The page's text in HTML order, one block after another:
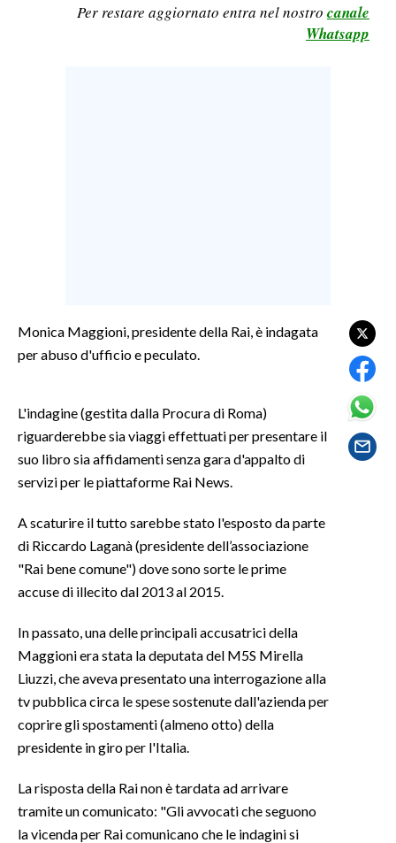
CULTURA
GOSSIP
SALUTE
SARDEGNA TURISMO
SARDI NEL MONDO
NOTIZIE
#CARAUNIONE
3 MINUTI CON
INSULARITÀ
INFO AZIENDE
ABBONATI
Per restare aggiornato entra nel nostro canale
Whatsapp
Monica Maggioni, presidente della Rai, è indagata
per abuso d'ufficio e peculato.
L'indagine (gestita dalla Procura di Roma)
riguarderebbe sia viaggi effettuati per presentare il
suo libro sia affidamenti senza gara d'appalto di
servizi per le piattaforme Rai News.
A scaturire il tutto sarebbe stato l'esposto da parte
di Riccardo Laganà (presidente dell’associazione
"Rai bene comune") dove sono sorte le prime
accuse di illecito dal 2013 al 2015.
In passato, una delle principali accusatrici della
Maggioni era stata la deputata del M5S Mirella
Liuzzi, che aveva presentato una interrogazione alla
tv pubblica circa le spese sostenute dall'azienda per
coprire gli spostamenti (almeno otto) della
presidente in giro per l'Italia.
La risposta della Rai non è tardata ad arrivare
tramite un comunicato: "Gli avvocati che seguono
la vicenda per Rai comunicano che le indagini si